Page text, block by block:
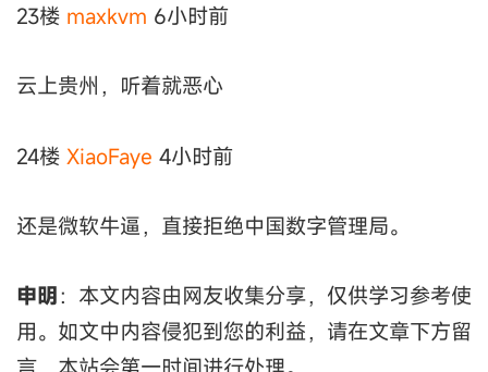
23楼 maxkvm 6小时前
云上贵州，听着就恶心
24楼 XiaoFaye 4小时前
还是微软牛逼，直接拒绝中国数字管理局。
申明 ：本文内容由网友收集分享，仅供学习参考使
用。如文中内容侵犯到您的利益，请在文章下方留